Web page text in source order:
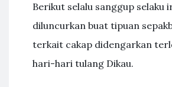
Berikut selalu sanggup selaku
diluncurkan buat tipuan
terkait cakap didengarkan
hari-hari tulang Dikau.